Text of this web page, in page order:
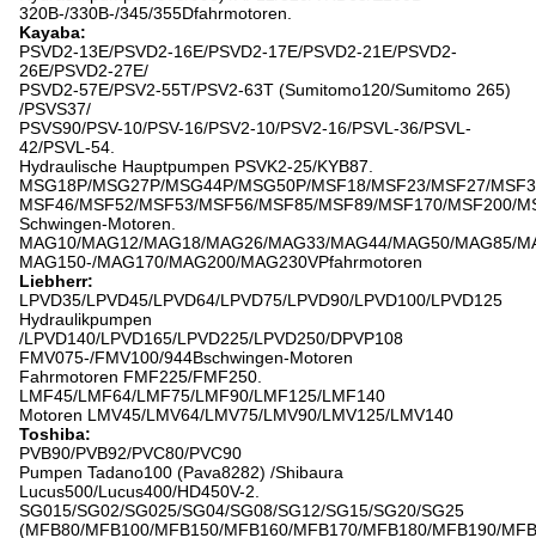
320B-/330B-/345/355Dfahrmotoren.
Kayaba:
PSVD2-13E/PSVD2-16E/PSVD2-17E/PSVD2-21E/PSVD2-
26E/PSVD2-27E/
PSVD2-57E/PSV2-55T/PSV2-63T (Sumitomo120/Sumitomo 265)
/PSVS37/
PSVS90/PSV-10/PSV-16/PSV2-10/PSV2-16/PSVL-36/PSVL-
42/PSVL-54.
Hydraulische Hauptpumpen PSVK2-25/KYB87.
MSG18P/MSG27P/MSG44P/MSG50P/MSF18/MSF23/MSF27/
MSF46/MSF52/MSF53/MSF56/MSF85/MSF89/MSF170/MSF200/
Schwingen-Motoren.
MAG10/MAG12/MAG18/MAG26/MAG33/MAG44/MAG50/MAG85/
MAG150-/MAG170/MAG200/MAG230VPfahrmotoren
Liebherr:
LPVD35/LPVD45/LPVD64/LPVD75/LPVD90/LPVD100/LPVD125
Hydraulikpumpen
/LPVD140/LPVD165/LPVD225/LPVD250/DPVP108
FMV075-/FMV100/944Bschwingen-Motoren
Fahrmotoren FMF225/FMF250.
LMF45/LMF64/LMF75/LMF90/LMF125/LMF140
Motoren LMV45/LMV64/LMV75/LMV90/LMV125/LMV140
Toshiba:
PVB90/PVB92/PVC80/PVC90
Pumpen Tadano100 (Pava8282) /Shibaura
Lucus500/Lucus400/HD450V-2.
SG015/SG02/SG025/SG04/SG08/SG12/SG15/SG20/SG25
(MFB80/MFB100/MFB150/MFB160/MFB170/MFB180/MFB190/